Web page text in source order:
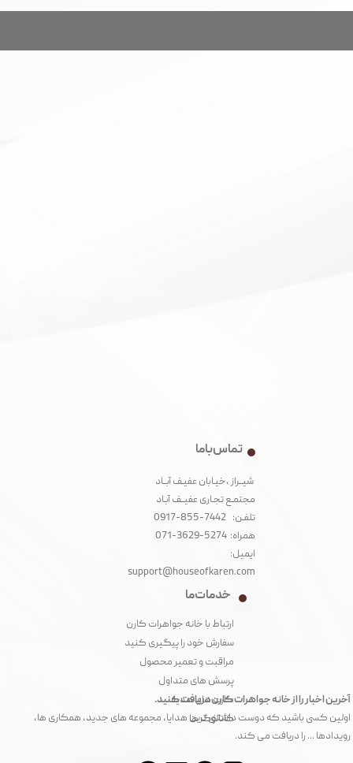
آخرین اخبار را از خانه جواهرات کارن دریافت کنید.
اولین کسی باشید که دوست داشتنی ترین هدایا، مجموعه های جدید، همکاری ها،
رویدادها ... را دریافت می کند.
تماس با ما
شیــراز ،خیـابان عفیـف آبــاد
مجتمـع تجـاری عفیــف آبـاد‌
تلفـن: 7442-855-0917
همراه: 5274-3629-071
ایمیل:
support@houseofkaren.com
خدمات ما
ارتباط با خانه جواهرات کارن
سفارش خود را پیگیری کنید
مراقبت و تعمیر محصول
پرسش های متداول
کارت های هدیه
کاتالوگ ها